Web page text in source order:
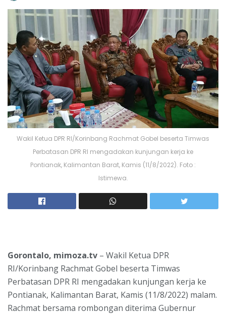
Wakil Ketua DPR RI/Korinbang Rachmat Gobel beserta Timwas
Perbatasan DPR RI mengadakan kunjungan kerja ke
Pontianak, Kalimantan Barat, Kamis (11/8/2022). Foto :
Istimewa.
Gorontalo, mimoza.tv – Wakil Ketua DPR
RI/Korinbang Rachmat Gobel beserta Timwas
Perbatasan DPR RI mengadakan kunjungan kerja ke
Pontianak, Kalimantan Barat, Kamis (11/8/2022) malam.
Rachmat bersama rombongan diterima Gubernur